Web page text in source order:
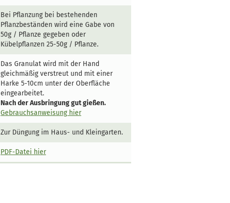
Bei Pflanzung bei bestehenden
Pflanzbeständen wird eine Gabe von
50g / Pflanze gegeben oder
Kübelpflanzen 25-50g / Pflanze.
Das Granulat wird mit der Hand
gleichmäßig verstreut und mit einer
Harke 5-10cm unter der Oberfläche
eingearbeitet.
Nach der Ausbringung gut gießen.
Gebrauchsanweisung hier
Zur Düngung im Haus- und Kleingarten.
PDF-Datei hier